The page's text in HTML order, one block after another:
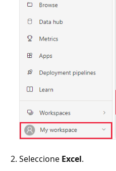
Seleccione Excel.